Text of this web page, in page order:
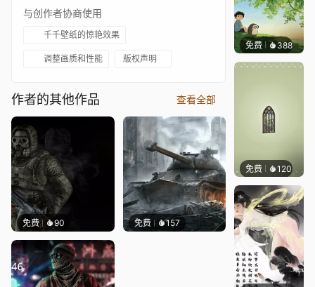
与创作者协商使用
千千壁纸的惊艳效果
调整画质和性能 版权声明
作者的其他作品 查看全部
免费 90 免费 157
免费 388渔小小
免费 120木木